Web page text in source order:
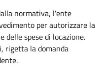
normativa, l'ente
per autorizzare la
delle spese di locazione.
rigetta la domanda